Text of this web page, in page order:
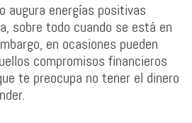
augura energías positivas
sobre todo cuando se está en
en ocasiones pueden
compromisos financieros
te preocupa no tener el dinero